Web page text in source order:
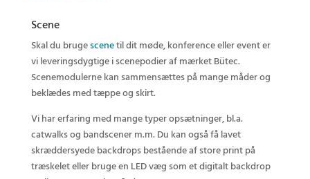
Scene
Skal du brugescenetil dit møde, konference eller event er
vi leveringsdygtige i scenepodier af mærket Bütec.
Scenemodulerne kan sammensættes på mange måder og
beklædes med tæppe og skirt.
Vi har erfaring med mange typer opsætninger, bl.a.
catwalks og bandscener m.m. Du kan også få lavet
skræddersyede backdrops bestående af store print på
træskelet eller bruge en LED væg som et digitalt backdrop